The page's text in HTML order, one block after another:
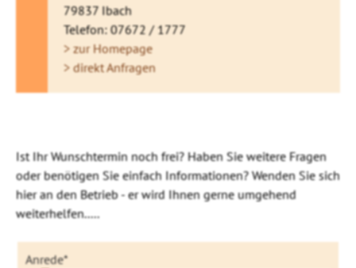
79837 Ibach
Telefon: 07672 / 1777
> zur Homepage
> direkt Anfragen
Ist Ihr Wunschtermin noch frei? Haben Sie weitere Fragen
oder benötigen Sie einfach Informationen? Wenden Sie sich
hier an den Betrieb - er wird Ihnen gerne umgehend
weiterhelfen.....
Anrede*